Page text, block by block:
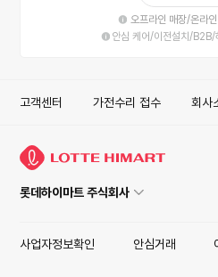
오프라인 매장/온라
안심 케어/이전설치/B2B/
고객센터 가전수리 접수 회사
롯데하이마트 주식회사
사업자정보확인 안심거래